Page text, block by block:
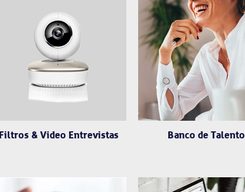
Filtros & Video Entrevistas Banco de Talento